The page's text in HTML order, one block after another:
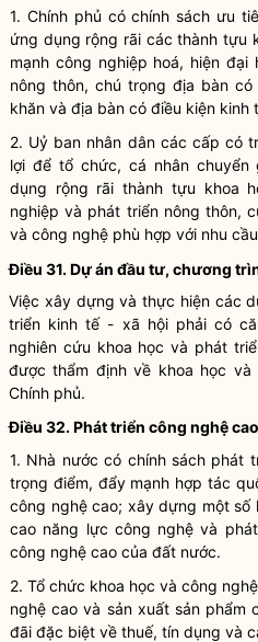
1. Chính phủ có chính sách ưu
ứng dụng rộng rãi các thành tựu
mạnh công nghiệp hoá, hiện
nông thôn, chú trọng địa bàn có
khăn và địa bàn có điều kiện kinh
2. Uỷ ban nhân dâncác cấp có
lợi để tổ chức, cá nhân
dụng rộng rãi thành tựu khoa
nghiệp và phát triển nông thôn,
và công nghệ phù hợp với nhu
Điều 31. Dự án đầu tư, chương
Việc xây dựng và thực hiện các
triển kinh tế - xã hội phải có
nghiên cứu khoa học và phát
được thẩm định về khoa học
Chính phủ.
Điều 32.Phát triển công nghệcao
1. Nhà nước có chính sách phát
trọng điểm, đẩy mạnh hợp tác
công nghệcao; xây dựng một số
cao năng lực công nghệ và
công nghệ cao của đất nước.
2. Tổ chức khoa học và công nghệ
nghệ cao và sản xuất sản phẩm
đãi đặc biệt về thuế, tín dụng và